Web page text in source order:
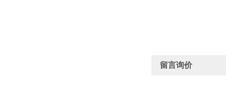
留言询价